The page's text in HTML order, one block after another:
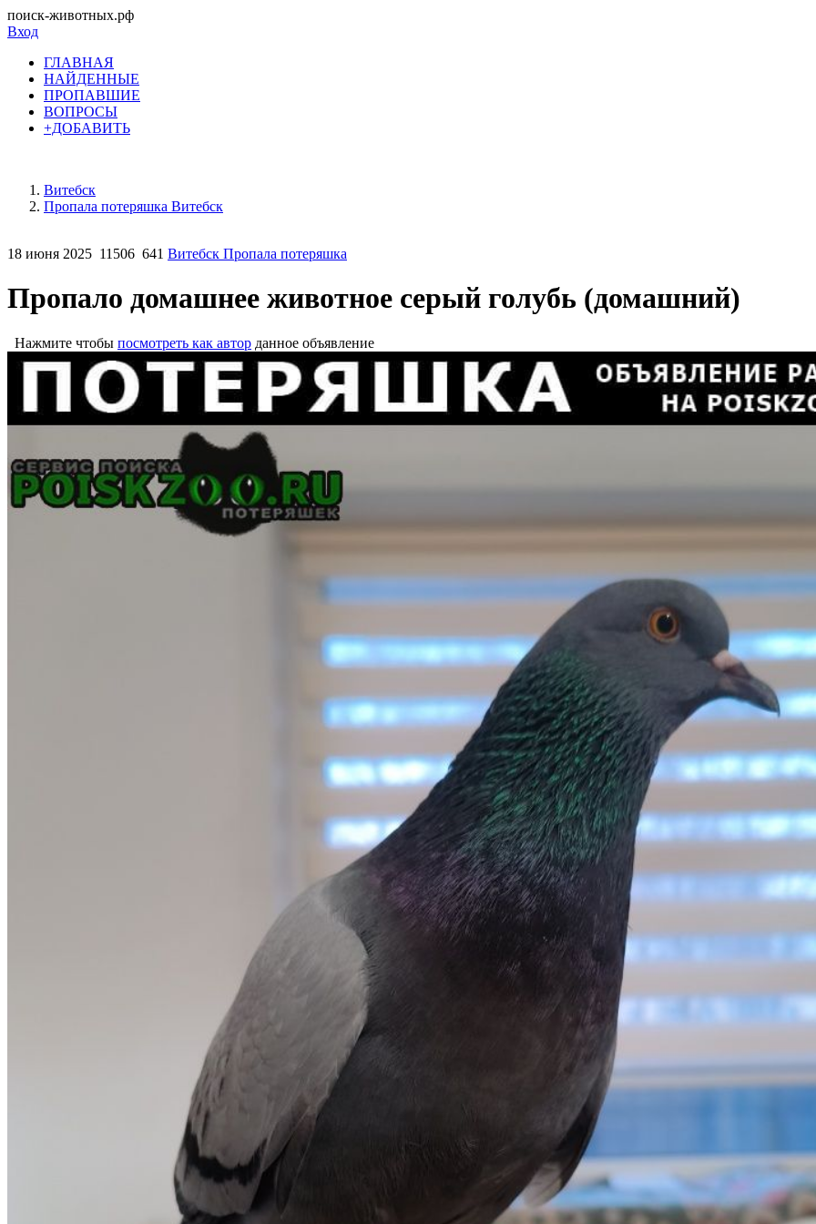
поиск-животных.рф
Вход
ГЛАВНАЯ
НАЙДЕННЫЕ
ПРОПАВШИЕ
ВОПРОСЫ
+ДОБАВИТЬ
Витебск
Пропала потеряшка Витебск
18 июня 2025 11506 641 Витебск Пропала потеряшка
Пропало домашнее животное серый голубь (домашний)
Нажмите чтобы посмотреть как автор данное объявление